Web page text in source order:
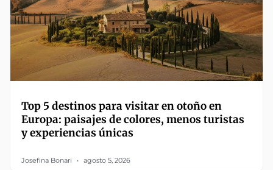
Top 5 destinos para visitar en otoño en
Europa: paisajes de colores, menos turistas
y experiencias únicas
Josefina Bonari agosto 5, 2026